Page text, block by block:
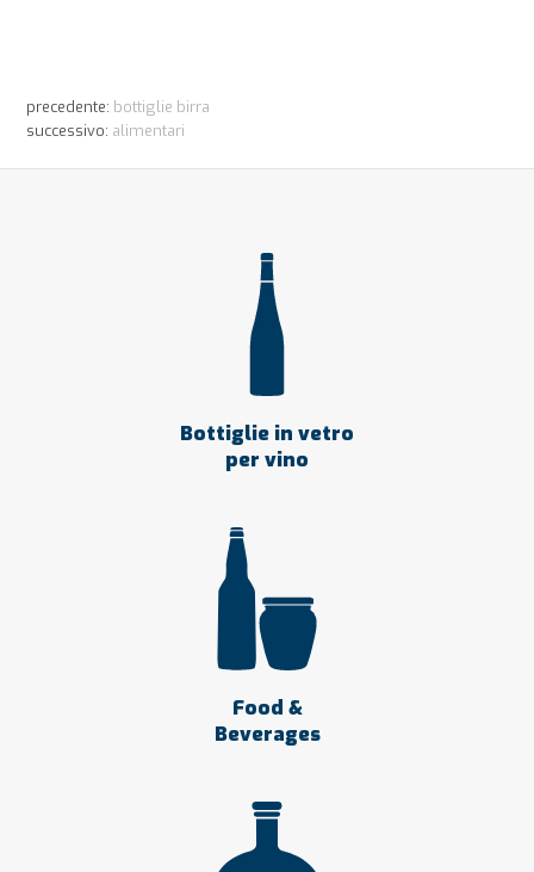
precedente: bottiglie birra
successivo: alimentari
Bottiglie in vetro
per vino
Food &
Beverages